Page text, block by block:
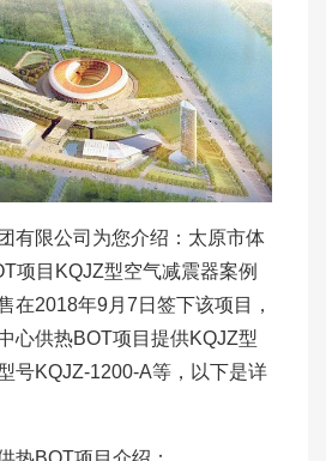
有限公司为您介绍：太原市体
项目KQJZ型空气减震器案例
在2018年9月7日签下该项目，
心供热BOT项目提供KQJZ型
号KQJZ-1200-A等，以下是详